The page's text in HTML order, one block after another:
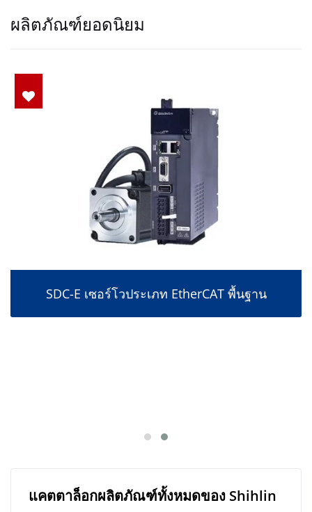
ผลิตภัณฑ์ยอดนิยม
SDC-E เซอร์โวประเภท EtherCAT พื้นฐาน
แคตตาล็อกผลิตภัณฑ์ทั้งหมดของ Shihlin